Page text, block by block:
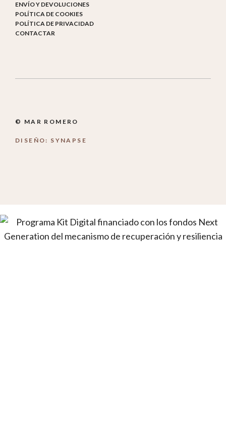
ENVÍO Y DEVOLUCIONES
POLÍTICA DE COOKIES
POLÍTICA DE PRIVACIDAD
CONTACTAR
© MAR ROMERO
DISEÑO: SYNAPSE